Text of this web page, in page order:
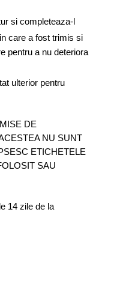
si completeaza-l
care a fost trimis si
pentru a nu deteriora
ulterior pentru
DE
NU SUNT
ETICHETELE
SAU
14 zile de la